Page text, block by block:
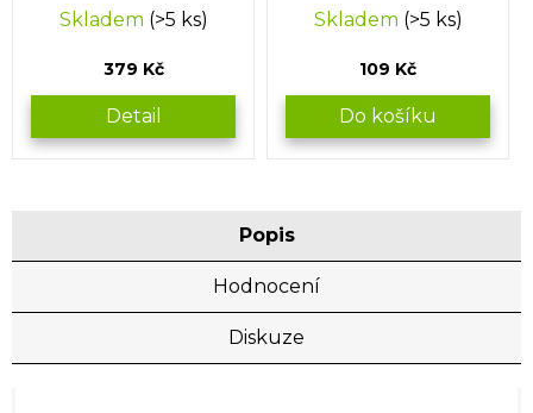
Skladem (>5 ks)
379 Kč
Detail
Skladem (>5 ks)
109 Kč
Do košíku
Popis
Hodnocení
Diskuze